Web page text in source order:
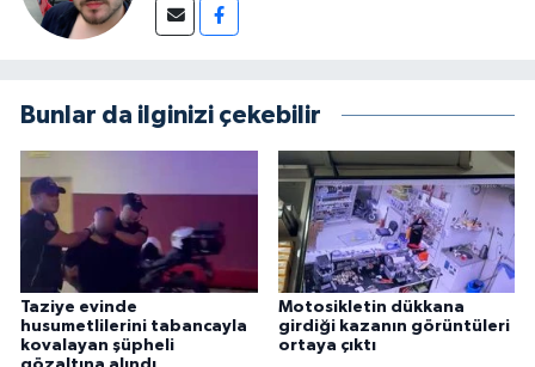
Bunlar da ilginizi çekebilir
Taziye evinde
husumetlilerini tabancayla
kovalayan şüpheli
Motosikletin dükkana
girdiği kazanın görüntüleri
ortaya çıktı